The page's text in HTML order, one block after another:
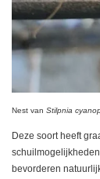
Nest van Stilpnia
Deze soort heeft
bevorderen